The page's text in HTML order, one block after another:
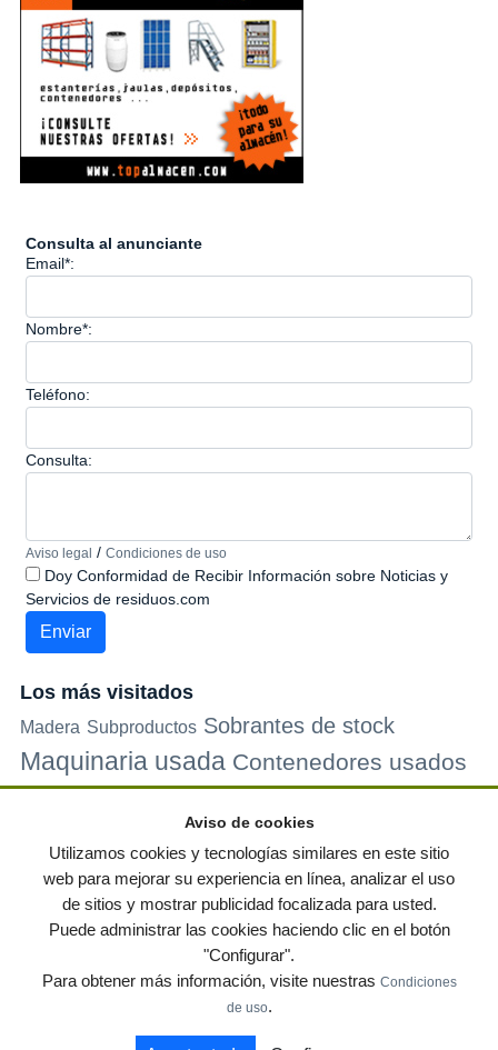
Consulta al anunciante
Email*:
Nombre*:
Teléfono:
Consulta:
Aviso legal / Condiciones de uso
Doy Conformidad de Recibir Información sobre Noticias y
Servicios de residuos.com
Los más visitados
Madera Subproductos Sobrantes de stock
Maquinaria usada Contenedores usados
Palets de plastico Electrodomesticos
© residuos.com - Todos los derechos reservados Política de privacidad
Condiciones de uso|Contacto|Editores| Mapa web|Preguntas frecuentes
Publica tus anuncios gratis!
Muebles de terraza y jardin Notas de prensa
Aviso de cookies
Utilizamos cookies y tecnologías similares en este sitio
web para mejorar su experiencia en línea, analizar el uso
de sitios y mostrar publicidad focalizada para usted.
Puede administrar las cookies haciendo clic en el botón
"Configurar".
Para obtener más información, visite nuestras Condiciones
de uso.